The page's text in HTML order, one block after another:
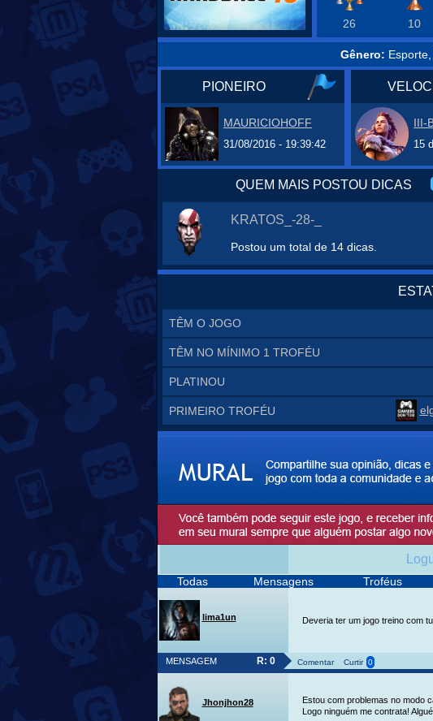
26 10
Gênero: Esporte,
PIONEIRO
MAURICIOHOFF
31/08/2016 - 19:39:42
III-
15
QUEM MAIS POSTOU DICAS
KRATOS_-28-_
Postou um total de 14 dicas.
TÊM O JOGO
TÊM NO MÍNIMO 1 TROFÉU
PLATINOU
PRIMEIRO TROFÉU
Todas Mensagens Troféus
lima1un Deveria ter um jogo treino com
MENSAGEM R: 0 Comentar Curtir 0
Jhonjhon28
Estou com problemas no modo
Logo ninguém me contrata!